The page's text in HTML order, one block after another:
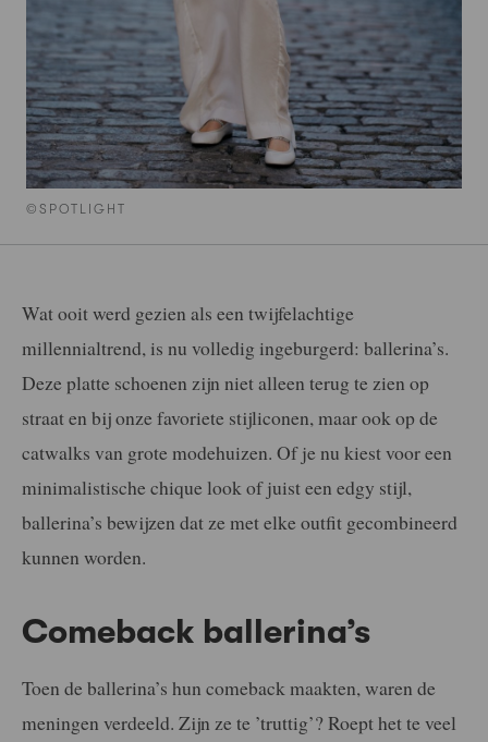
©SPOTLIGHT
Wat ooit werd gezien als een twijfelachtige
millennialtrend, is nu volledig ingeburgerd: ballerina’s.
Deze platte schoenen zijn niet alleen terug te zien op
straat en bij onze favoriete stijliconen, maar ook op de
catwalks van grote modehuizen. Of je nu kiest voor een
minimalistische chique look of juist een edgy stijl,
ballerina’s bewijzen dat ze met elke outfit gecombineerd
kunnen worden.
Comeback ballerina’s
Toen de ballerina’s hun comeback maakten, waren de
meningen verdeeld. Zijn ze te ’truttig’? Roept het te veel